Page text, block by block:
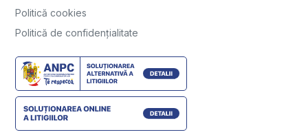
Politică cookies
Politică de confidențialitate